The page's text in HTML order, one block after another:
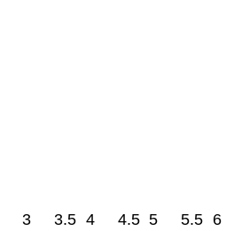
3 3.5 4 4.5 5 5.5 6